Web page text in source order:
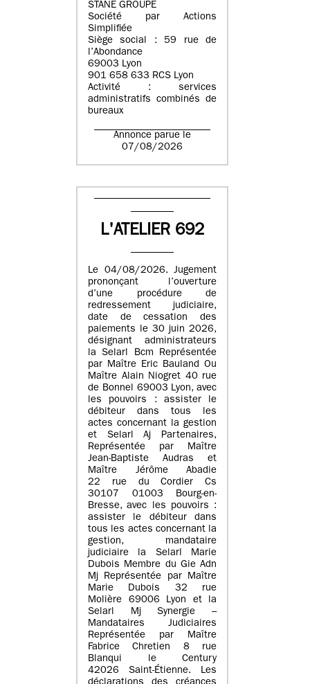
STANE GROUPE
Société par Actions
Simplifiée
Siège social : 59 rue de
l’Abondance
69003 Lyon
901 658 633 RCS Lyon
Activité : services
administratifs combinés de
bureaux
Annonce parue le
07/08/2026
L'ATELIER 692
Le 04/08/2026. Jugement
prononçant l’ouverture
d’une procédure de
redressement judiciaire,
date de cessation des
paiements le 30 juin 2026,
désignant administrateurs
la Selarl Bcm Représentée
par Maître Eric Bauland Ou
Maître Alain Niogret 40 rue
de Bonnel 69003 Lyon, avec
les pouvoirs : assister le
débiteur dans tous les
actes concernant la gestion
et Selarl Aj Partenaires,
Représentée par Maître
Jean-Baptiste Audras et
Maître Jérôme Abadie
22 rue du Cordier Cs
30107 01003 Bourg-en-
Bresse, avec les pouvoirs :
assister le débiteur dans
tous les actes concernant la
gestion, mandataire
judiciaire la Selarl Marie
Dubois Membre du Gie Adn
Mj Représentée par Maître
Marie Dubois 32 rue
Molière 69006 Lyon et la
Selarl Mj Synergie –
Mandataires Judiciaires
Représentée par Maître
Fabrice Chretien 8 rue
Blanqui le Century
42026 Saint-Étienne. Les